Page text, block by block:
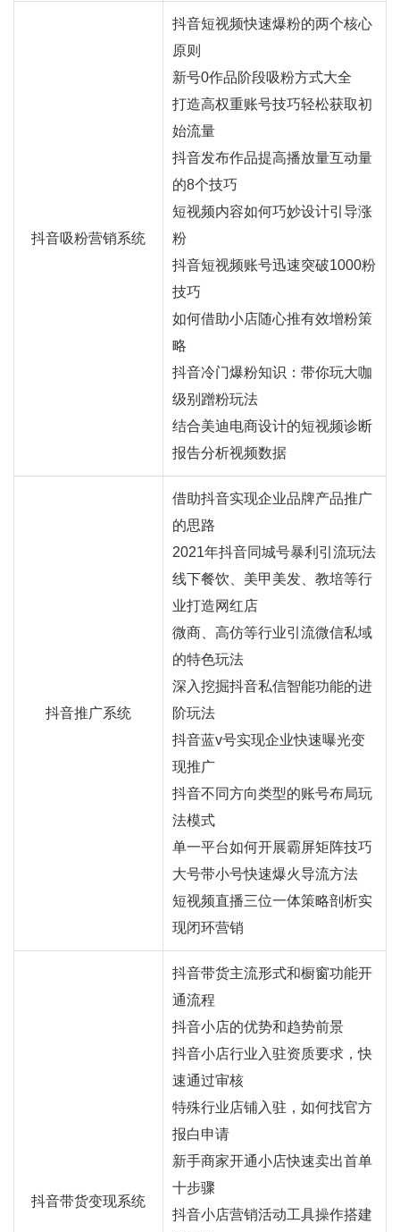
抖音吸粉营销系统
抖音短视频快速爆粉的两个核心
原则
新号0作品阶段吸粉方式大全
打造高权重账号技巧轻松获取初
始流量
抖音发布作品提高播放量互动量
的8个技巧
短视频内容如何巧妙设计引导涨
粉
抖音短视频账号迅速突破1000粉
技巧
如何借助小店随心推有效增粉策
略
抖音冷门爆粉知识：带你玩大咖
级别蹭粉玩法
结合美迪电商设计的短视频诊断
报告分析视频数据
抖音推广系统
借助抖音实现企业品牌产品推广
的思路
2021年抖音同城号暴利引流玩法
线下餐饮、美甲美发、教培等行
业打造网红店
微商、高仿等行业引流微信私域
的特色玩法
深入挖掘抖音私信智能功能的进
阶玩法
抖音蓝v号实现企业快速曝光变
现推广
抖音不同方向类型的账号布局玩
法模式
单一平台如何开展霸屏矩阵技巧
大号带小号快速爆火导流方法
短视频直播三位一体策略剖析实
现闭环营销
抖音带货变现系统
抖音带货主流形式和橱窗功能开
通流程
抖音小店的优势和趋势前景
抖音小店行业入驻资质要求，快
速通过审核
特殊行业店铺入驻，如何找官方
报白申请
新手商家开通小店快速卖出首单
十步骤
抖音小店营销活动工具操作搭建